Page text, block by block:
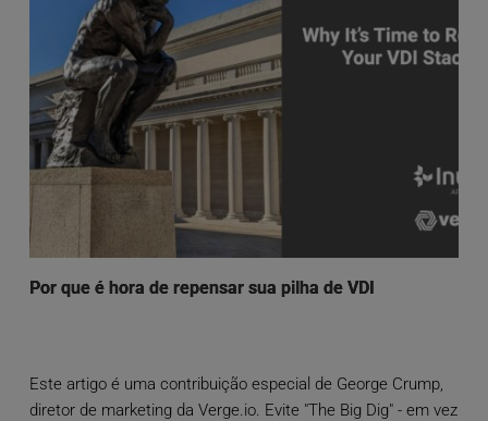
Por que é hora de repensar sua pilha de VDI
Este artigo é uma contribuição especial de George Crump,
diretor de marketing da Verge.io. Evite "The Big Dig" - em vez